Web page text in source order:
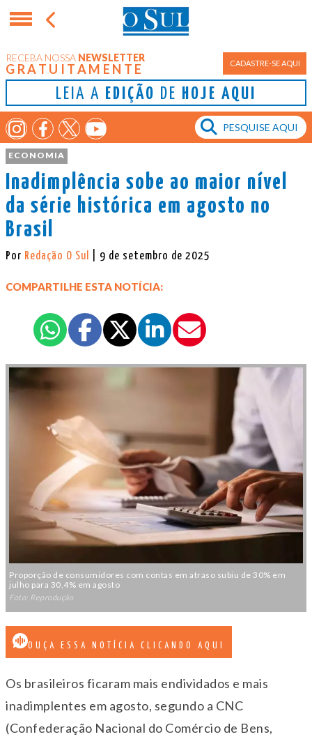
RECEBA NOSSA NEWSLETTER
GRATUITAMENTE CADASTRE-SE AQUI
LEIA A EDIÇÃO DE HOJE AQUI
ECONOMIA
Inadimplência sobe ao maior nível
da série histórica em agosto no
Brasil
Por Redação O Sul | 9 de setembro de 2025
COMPARTILHE ESTA NOTÍCIA:
Proporção de consumidores com contas em atraso subiu de 30% em
julho para 30,4% em agosto
Foto: Reprodução
OUÇA ESSA NOTÍCIA CLICANDO AQUI
Os brasileiros ficaram mais endividados e mais
inadimplentes em agosto, segundo a CNC
(Confederação Nacional do Comércio de Bens,